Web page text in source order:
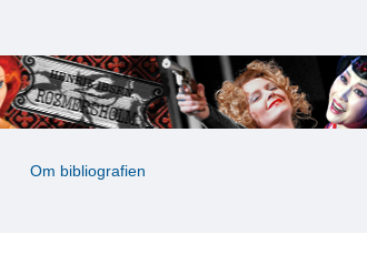
Om bibliografien